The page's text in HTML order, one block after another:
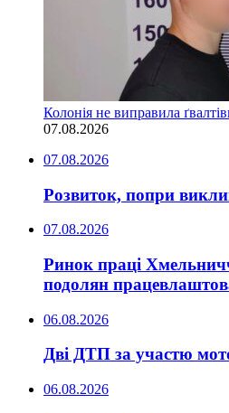
Колонія не виправила
07.08.2026
07.08.2026
Розвиток, попри
07.08.2026
Ринок праці
подолян
06.08.2026
Дві ДТП за участю
06.08.2026